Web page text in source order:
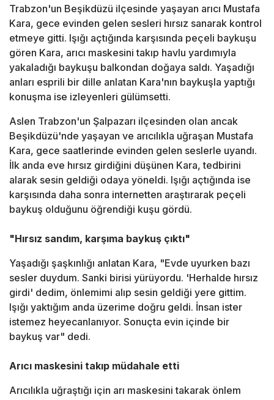
Trabzon'un Beşikdüzü ilçesinde yaşayan arıcı Mustafa
Kara, gece evinden gelen sesleri hırsız sanarak kontrol
etmeye gitti. Işığı açtığında karşısında peçeli baykuşu
gören Kara, arıcı maskesini takıp havlu yardımıyla
yakaladığı baykuşu balkondan doğaya saldı. Yaşadığı
anları esprili bir dille anlatan Kara'nın baykuşla yaptığı
konuşma ise izleyenleri gülümsetti.
Aslen Trabzon'un Şalpazarı ilçesinden olan ancak
Beşikdüzü'nde yaşayan ve arıcılıkla uğraşan Mustafa
Kara, gece saatlerinde evinden gelen seslerle uyandı.
İlk anda eve hırsız girdiğini düşünen Kara, tedbirini
alarak sesin geldiği odaya yöneldi. Işığı açtığında ise
karşısında daha sonra internetten araştırarak peçeli
baykuş olduğunu öğrendiği kuşu gördü.
"Hırsız sandım, karşıma baykuş çıktı"
Yaşadığı şaşkınlığı anlatan Kara, "Evde uyurken bazı
sesler duydum. Sanki birisi yürüyordu. 'Herhalde hırsız
girdi' dedim, önlemimi alıp sesin geldiği yere gittim.
Işığı yaktığım anda üzerime doğru geldi. İnsan ister
istemez heyecanlanıyor. Sonuçta evin içinde bir
baykuş var" dedi.
Arıcı maskesini takıp müdahale etti
Arıcılıkla uğraştığı için arı maskesini takarak önlem